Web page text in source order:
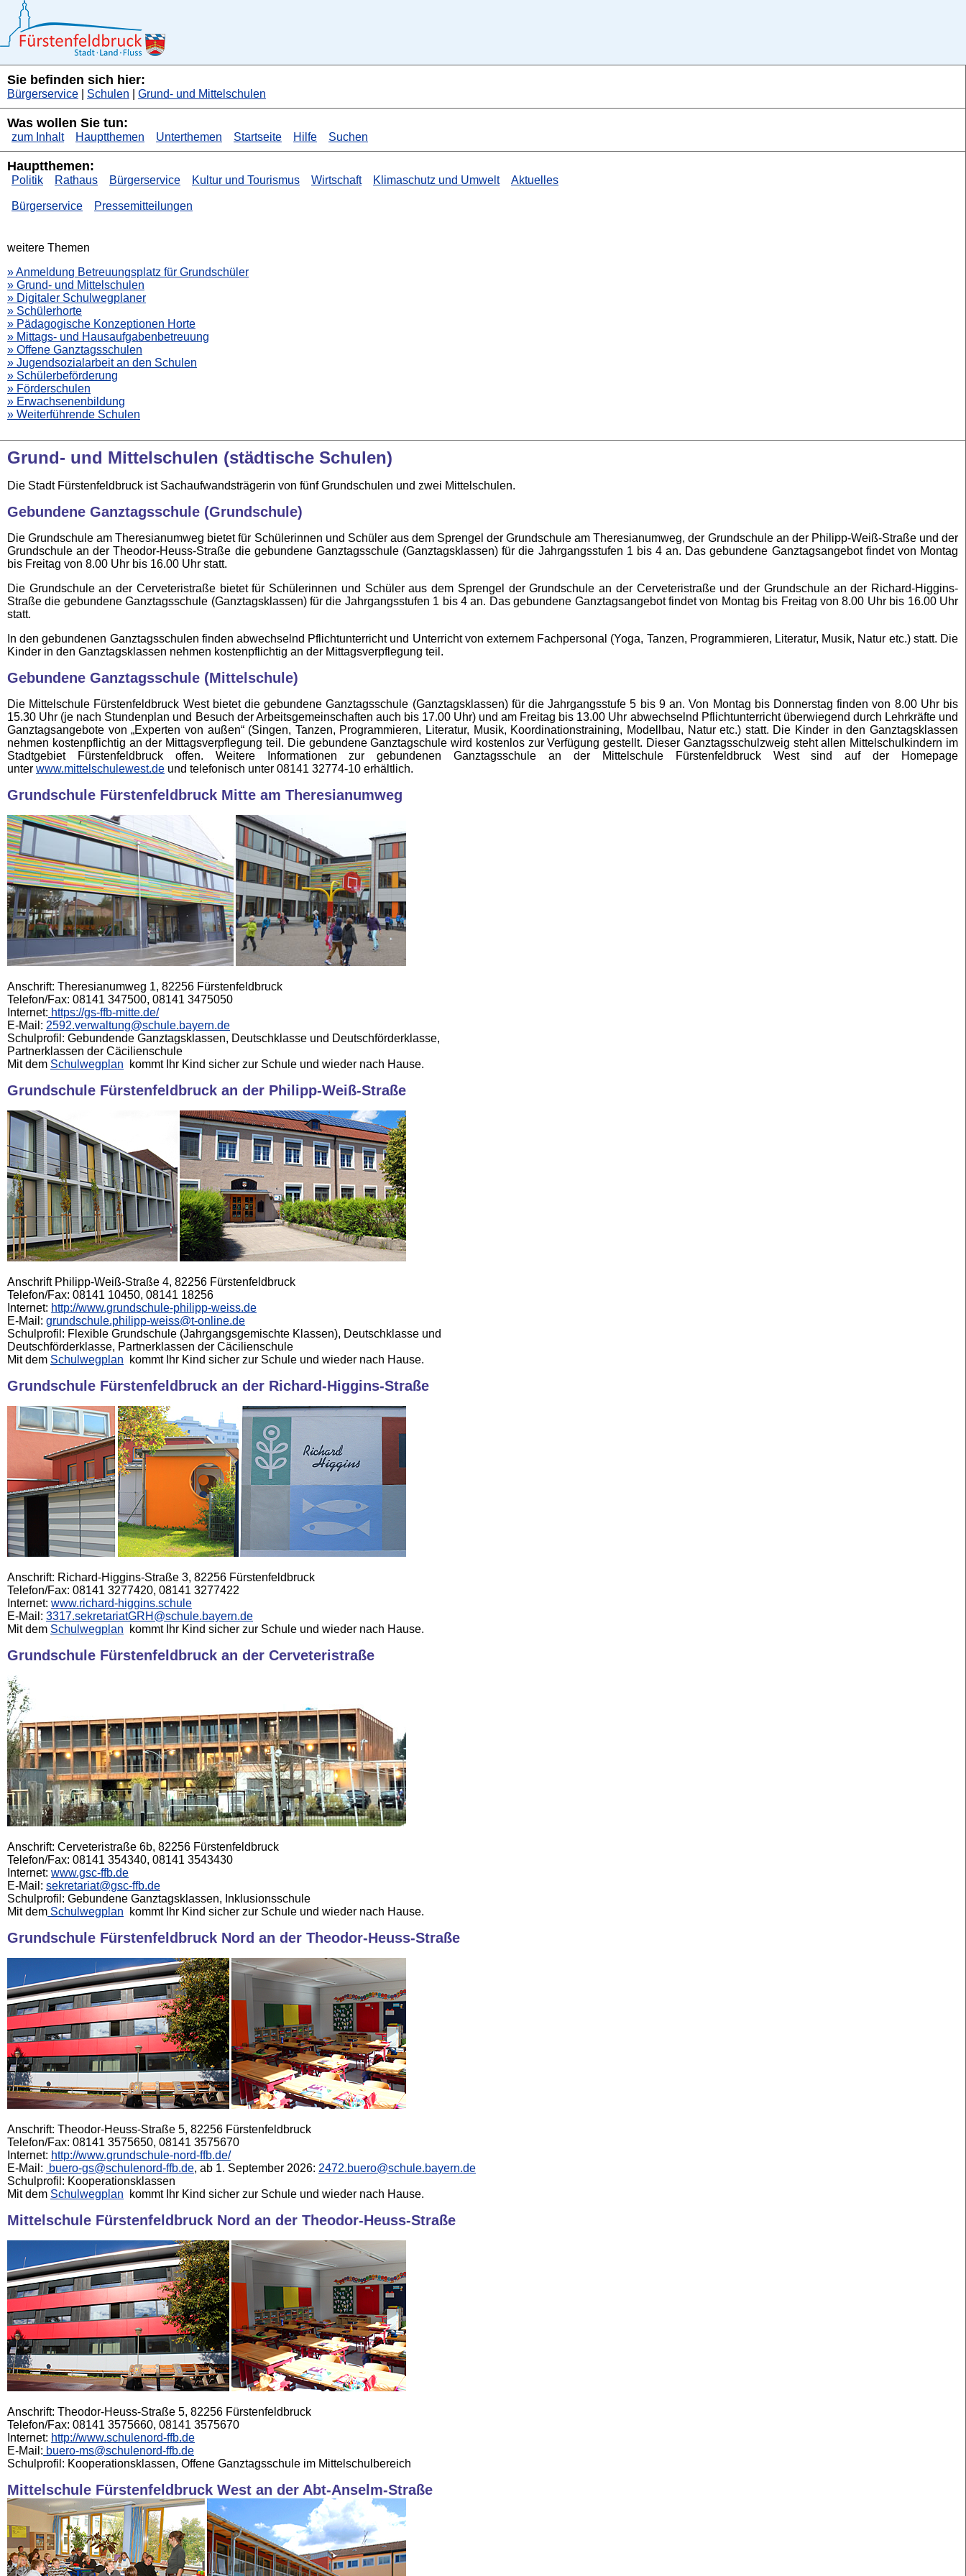
Sie befinden sich hier:
Bürgerservice Schulen Grund- und Mittelschulen
Was wollen Sie tun:
zum Inhalt Hauptthemen Unterthemen Startseite Hilfe Suchen
Hauptthemen:
Politik Rathaus Bürgerservice Kultur und Tourismus Wirtschaft Klimaschutz und Umwelt Aktuelles
Bürgerservice Pressemitteilungen
weitere Themen
» Anmeldung Betreuungsplatz für Grundschüler
» Grund- und Mittelschulen
» Digitaler Schulwegplaner
» Schülerhorte
» Pädagogische Konzeptionen Horte
» Mittags- und Hausaufgabenbetreuung
» Offene Ganztagsschulen
» Jugendsozialarbeit an den Schulen
» Schülerbeförderung
» Förderschulen
» Erwachsenenbildung
» Weiterführende Schulen
Grund- und Mittelschulen (städtische Schulen)
Die Stadt Fürstenfeldbruck ist Sachaufwandsträgerin von fünf Grundschulen und zwei Mittelschulen.
Gebundene Ganztagsschule (Grundschule)
Die Grundschule am Theresianumweg bietet für Schülerinnen und Schüler aus dem Sprengel der Grundschule am Theresianumweg, der Grundschule an der Philipp-Weiß-Straße und der
Grundschule an der Theodor-Heuss-Straße die gebundene Ganztagsschule (Ganztagsklassen) für die Jahrgangsstufen 1 bis 4 an. Das gebundene Ganztagsangebot findet von Montag
bis Freitag von 8.00 Uhr bis 16.00 Uhr statt.
Die Grundschule an der Cerveteristraße bietet für Schülerinnen und Schüler aus dem Sprengel der Grundschule an der Cerveteristraße und der Grundschule an der Richard-Higgins-
Straße die gebundene Ganztagsschule (Ganztagsklassen) für die Jahrgangsstufen 1 bis 4 an. Das gebundene Ganztagsangebot findet von Montag bis Freitag von 8.00 Uhr bis 16.00 Uhr
statt.
In den gebundenen Ganztagsschulen finden abwechselnd Pflichtunterricht und Unterricht von externem Fachpersonal (Yoga, Tanzen, Programmieren, Literatur, Musik, Natur etc.) statt. Die
Kinder in den Ganztagsklassen nehmen kostenpflichtig an der Mittagsverpflegung teil.
Gebundene Ganztagsschule (Mittelschule)
Die Mittelschule Fürstenfeldbruck West bietet die gebundene Ganztagsschule (Ganztagsklassen) für die Jahrgangsstufe 5 bis 9 an. Von Montag bis Donnerstag finden von 8.00 Uhr bis
15.30 Uhr (je nach Stundenplan und Besuch der Arbeitsgemeinschaften auch bis 17.00 Uhr) und am Freitag bis 13.00 Uhr abwechselnd Pflichtunterricht überwiegend durch Lehrkräfte und
Ganztagsangebote von „Experten von außen“ (Singen, Tanzen, Programmieren, Literatur, Musik, Koordinationstraining, Modellbau, Natur etc.) statt. Die Kinder in den Ganztagsklassen
nehmen kostenpflichtig an der Mittagsverpflegung teil. Die gebundene Ganztagschule wird kostenlos zur Verfügung gestellt. Dieser Ganztagsschulzweig steht allen Mittelschulkindern im
Stadtgebiet Fürstenfeldbruck offen. Weitere Informationen zur gebundenen Ganztagsschule an der Mittelschule Fürstenfeldbruck West sind auf der Homepage
unter www.mittelschulewest.de und telefonisch unter 08141 32774-10 erhältlich.
Grundschule Fürstenfeldbruck Mitte am Theresianumweg
Anschrift: Theresianumweg 1, 82256 Fürstenfeldbruck
Telefon/Fax: 08141 347500, 08141 3475050
Internet: https://gs-ffb-mitte.de/
E-Mail: 2592.verwaltung@schule.bayern.de
Schulprofil: Gebundende Ganztagsklassen, Deutschklasse und Deutschförderklasse,
Partnerklassen der Cäcilienschule
Mit dem Schulwegplan kommt Ihr Kind sicher zur Schule und wieder nach Hause.
Grundschule Fürstenfeldbruck an der Philipp-Weiß-Straße
Anschrift Philipp-Weiß-Straße 4, 82256 Fürstenfeldbruck
Telefon/Fax: 08141 10450, 08141 18256
Internet: http://www.grundschule-philipp-weiss.de
E-Mail: grundschule.philipp-weiss@t-online.de
Schulprofil: Flexible Grundschule (Jahrgangsgemischte Klassen), Deutschklasse und
Deutschförderklasse, Partnerklassen der Cäcilienschule
Mit dem Schulwegplan kommt Ihr Kind sicher zur Schule und wieder nach Hause.
Grundschule Fürstenfeldbruck an der Richard-Higgins-Straße
Anschrift: Richard-Higgins-Straße 3, 82256 Fürstenfeldbruck
Telefon/Fax: 08141 3277420, 08141 3277422
Internet: www.richard-higgins.schule
E-Mail: 3317.sekretariatGRH@schule.bayern.de
Mit dem Schulwegplan kommt Ihr Kind sicher zur Schule und wieder nach Hause.
Grundschule Fürstenfeldbruck an der Cerveteristraße
Anschrift: Cerveteristraße 6b, 82256 Fürstenfeldbruck
Telefon/Fax: 08141 354340, 08141 3543430
Internet: www.gsc-ffb.de
E-Mail: sekretariat@gsc-ffb.de
Schulprofil: Gebundene Ganztagsklassen, Inklusionsschule
Mit dem Schulwegplan kommt Ihr Kind sicher zur Schule und wieder nach Hause.
Grundschule Fürstenfeldbruck Nord an der Theodor-Heuss-Straße
Anschrift: Theodor-Heuss-Straße 5, 82256 Fürstenfeldbruck
Telefon/Fax: 08141 3575650, 08141 3575670
Internet: http://www.grundschule-nord-ffb.de/
E-Mail:
buero-gs@schulenord-ffb.de, ab 1. September 2026: 2472.buero@schule.bayern.de
Schulprofil: Kooperationsklassen
Mit dem Schulwegplan kommt Ihr Kind sicher zur Schule und wieder nach Hause.
Mittelschule Fürstenfeldbruck Nord an der Theodor-Heuss-Straße
Anschrift: Theodor-Heuss-Straße 5, 82256 Fürstenfeldbruck
Telefon/Fax: 08141 3575660, 08141 3575670
Internet: http://www.schulenord-ffb.de
E-Mail: buero-ms@schulenord-ffb.de
Schulprofil: Kooperationsklassen, Offene Ganztagsschule im Mittelschulbereich
Mittelschule Fürstenfeldbruck West an der Abt-Anselm-Straße